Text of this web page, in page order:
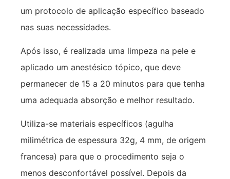
um protocolo de aplicação específico baseado
nas suas necessidades.
Após isso, é realizada uma limpeza na pele e
aplicado um anestésico tópico, que deve
permanecer de 15 a 20 minutos para que tenha
uma adequada absorção e melhor resultado.
Utiliza-se materiais específicos (agulha
milimétrica de espessura 32g, 4 mm, de origem
francesa) para que o procedimento seja o
menos desconfortável possível. Depois da